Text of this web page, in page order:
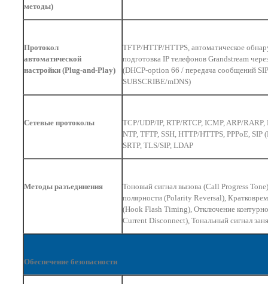
методы)
Протокол
автоматической
настройки (Plug-and-Play)
TFTP/HTTP/HTTPS, автоматическое
подготовка IP телефонов Grandstream
(DHCP-option 66 / передача сообщений SIP
SUBSCRIBE/mDNS)
Сетевые протоколы
TCP/UDP/IP, RTP/RTCP, ICMP, ARP/RARP,
NTP, TFTP, SSH, HTTP/HTTPS, PPPoE, SIP
SRTP, TLS/SIP, LDAP
Методы разъединения
Тоновый сигнал вызова (Call Progress
полярности (Polarity Reversal),
(Hook Flash Timing), Отключение
Current Disconnect), Тональный сигнал
Обеспечение безопасности